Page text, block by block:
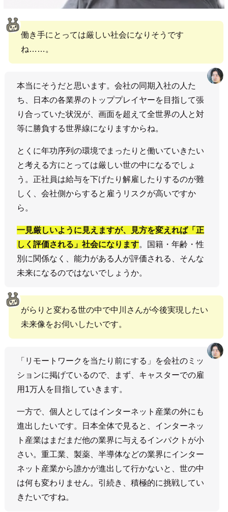
働き手にとっては厳しい社会になりそうです
ね……。
本当にそうだと思います。会社の同期入社の人た
ち、日本の各業界のトッププレイヤーを目指して張
り合っていた状況が、画面を超えて全世界の人と対
等に勝負する世界線になりますからね。
とくに年功序列の環境でまったりと働いていきたい
と考える方にとっては厳しい世の中になるでしょ
う。正社員は給与を下げたり解雇したりするのが難
しく、会社側からすると雇うリスクが高いですか
ら。
一見厳しいように見えますが、見方を変えれば「正
しく評価される」社会になります。国籍・年齢・性
別に関係なく、能力がある人が評価される、そんな
未来になるのではないでしょうか。
がらりと変わる世の中で中川さんが今後実現したい
未来像をお伺いしたいです。
「リモートワークを当たり前にする」を会社のミッ
ションに掲げているので、まず、キャスターでの雇
用1万人を目指していきます。
一方で、個人としてはインターネット産業の外にも
進出したいです。日本全体で見ると、インターネッ
ト産業はまだまだ他の業界に与えるインパクトが小
さい。重工業、製薬、半導体などの業界にインター
ネット産業から誰かが進出して行かないと、世の中
は何も変わりません。引続き、積極的に挑戦してい
きたいですね。